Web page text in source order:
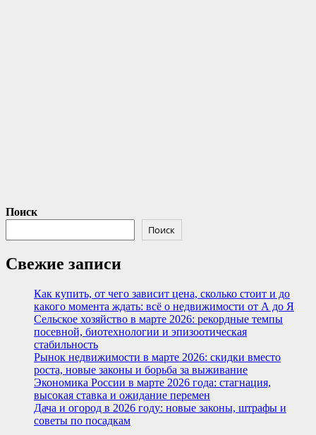
Поиск
Поиск
Свежие записи
Как купить, от чего зависит цена, сколько стоит и до
какого момента ждать: всё о недвижимости от А до Я
Сельское хозяйство в марте 2026: рекордные темпы
посевной, биотехнологии и эпизоотическая
стабильность
Рынок недвижимости в марте 2026: скидки вместо
роста, новые законы и борьба за выживание
Экономика России в марте 2026 года: стагнация,
высокая ставка и ожидание перемен
Дача и огород в 2026 году: новые законы, штрафы и
советы по посадкам